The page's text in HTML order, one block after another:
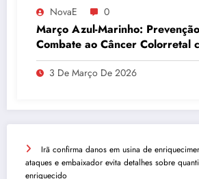
NovaE 0
Março Azul-Marinho:
Combate ao Câncer Colorretal
Atividades Físicas
3 De Março De 2026
Irã confirma danos em usina de
ataques e embaixador evita detalhes sobre
enriquecido